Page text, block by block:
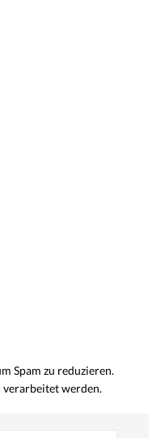
Spam zu reduzieren.
werden.